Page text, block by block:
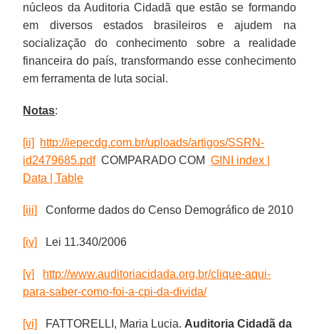
núcleos da Auditoria Cidadã que estão se formando
em diversos estados brasileiros e ajudem na
socialização do conhecimento sobre a realidade
financeira do país, transformando esse conhecimento
em ferramenta de luta social.
Notas:
[ii]
http://iepecdg.com.br/uploads/artigos/SSRN-
id2479685.pdfCOMPARADO COMGINI index |
Data | Table
[iii] Conforme dados do Censo Demográfico de 2010
[iv] Lei 11.340/2006
[v]
http://www.auditoriacidada.org.br/clique-aqui-
para-saber-como-foi-a-cpi-da-divida/
[vi] FATTORELLI, Maria Lucia. Auditoria Cidadã da